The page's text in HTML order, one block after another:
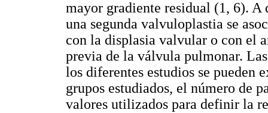
mayor gradiente residual (1, 6). A
una segunda valvuloplastia se
con la displasia valvular o con el
previa de la válvula pulmonar.
los diferentes estudios se pueden
grupos estudiados, el número de
valores utilizados para definir la